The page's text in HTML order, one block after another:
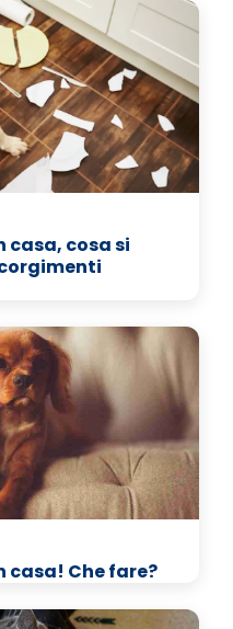
casa, cosa si
casa! Che fare?